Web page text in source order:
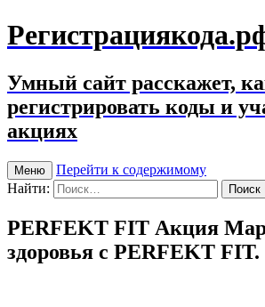
Умный сайт расскажет,
регистрировать коды и
акциях
Меню
Перейти к содержимому
Найти:
PERFEKT FIT Акция
здоровья с PERFEKT FIT.